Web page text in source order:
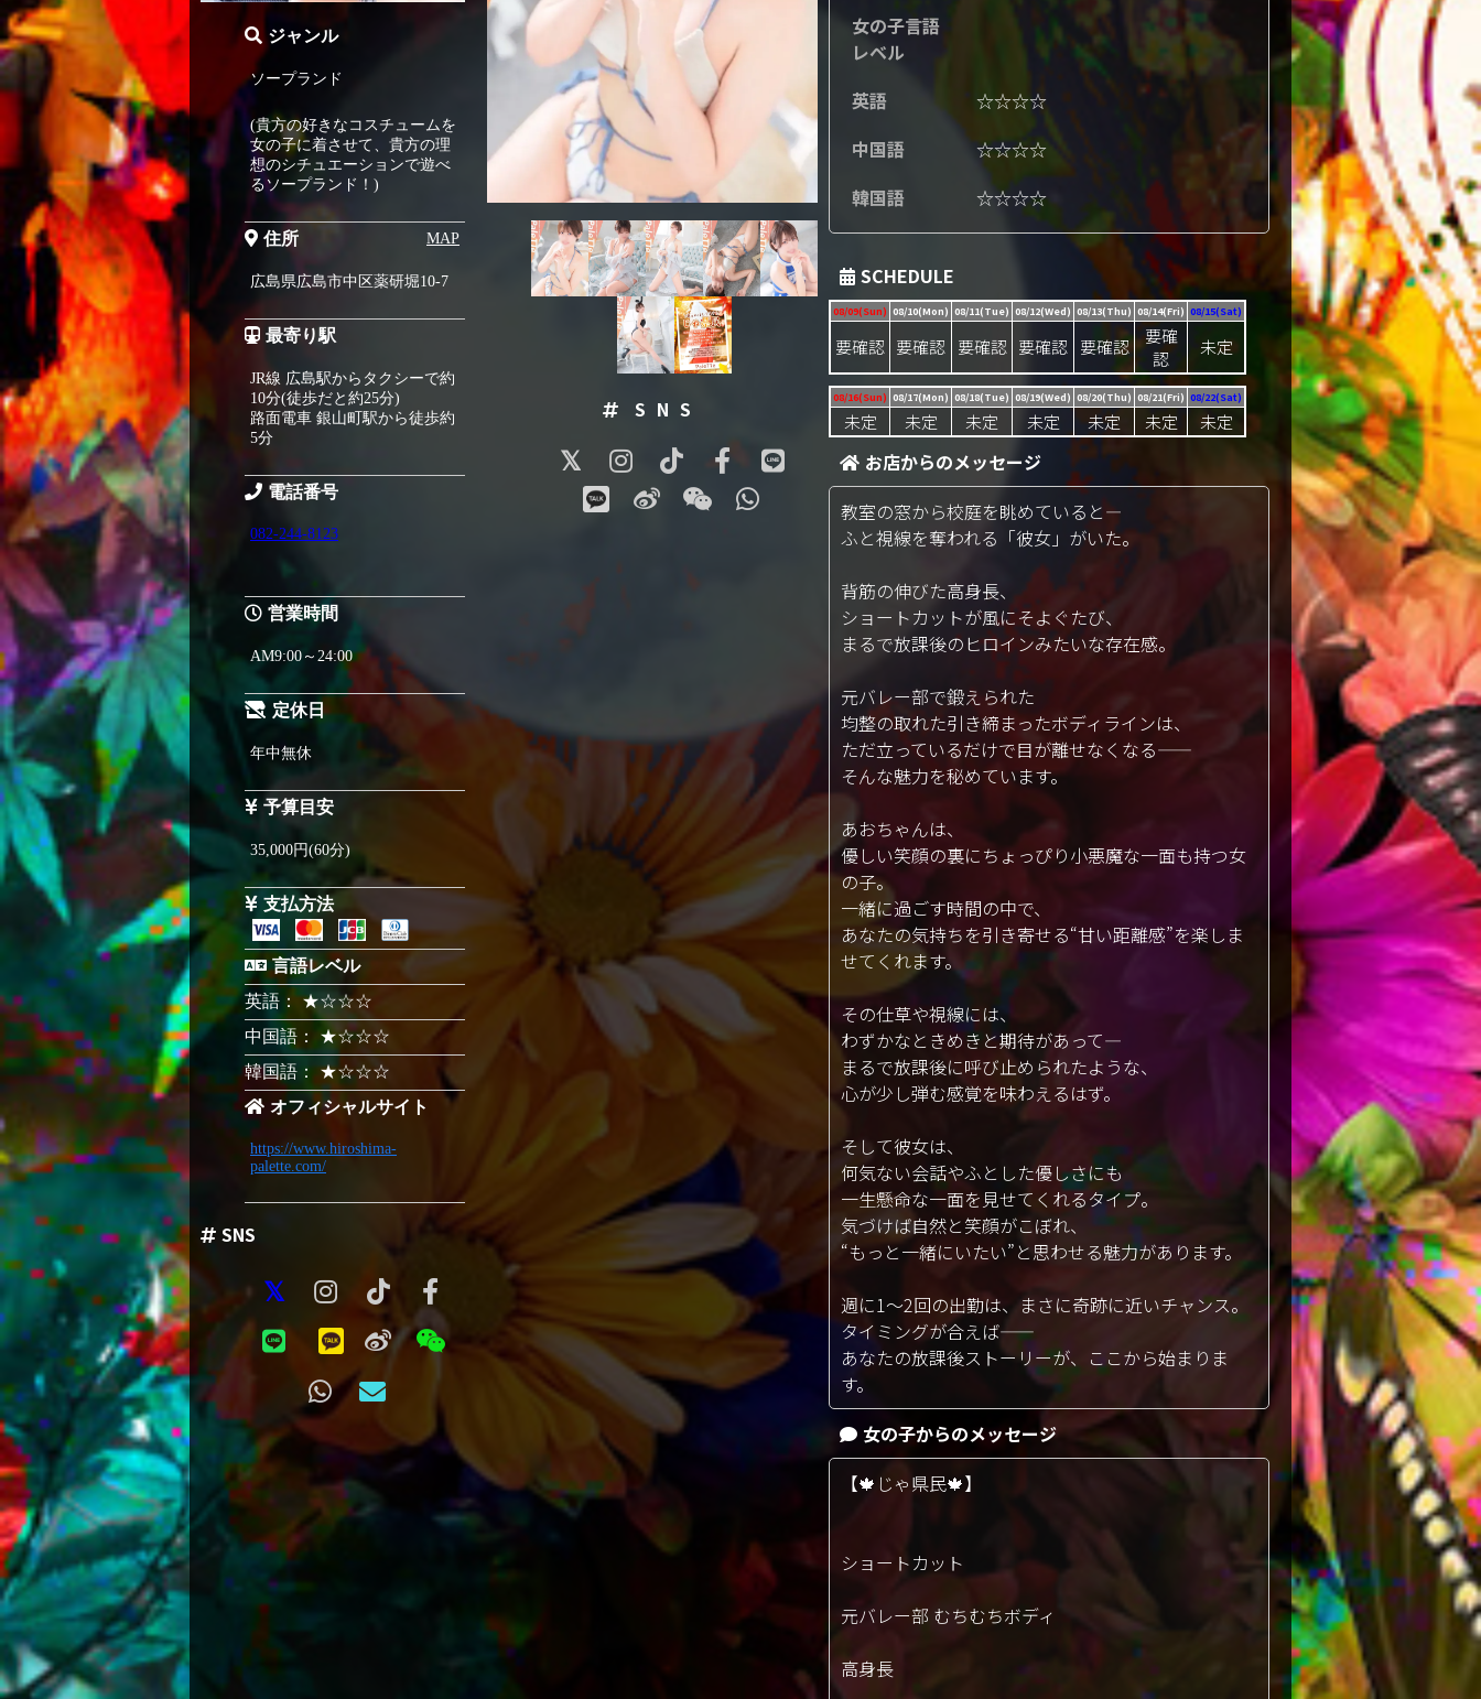
ジャンル
ソープランド
(貴方の好きなコスチュームを
女の子に着させて、貴方の理
想のシチュエーションで遊べ
るソープランド！)
住所
広島県広島市中区薬研堀10-7
MAP
最寄り駅
JR線 広島駅からタクシーで約
10分(徒歩だと約25分)
路面電車 銀山町駅から徒歩約
5分
電話番号
082-244-8123
営業時間
AM9:00～24:00
定休日
年中無休
予算目安
35,000円(60分)
支払方法
言語レベル
英語： ★☆☆☆
中国語： ★☆☆☆
韓国語： ★☆☆☆
オフィシャルサイト
https://www.hiroshima-
palette.com/
SNS
SNS
女の子言語
レベル
英語
☆☆☆☆
中国語
☆☆☆☆
韓国語
☆☆☆☆
SCHEDULE
08/09(Sun) 08/10(Mon) 08/11(Tue) 08/12(Wed) 08/13(Thu) 08/14(Fri) 08/15(Sat)
要確認 要確認 要確認 要確認 要確認
要確
認
未定
08/16(Sun) 08/17(Mon) 08/18(Tue) 08/19(Wed) 08/20(Thu) 08/21(Fri) 08/22(Sat)
未定 未定 未定 未定 未定 未定 未定
お店からのメッセージ
教室の窓から校庭を眺めていると――
ふと視線を奪われる「彼女」がいた。
背筋の伸びた高身長、
ショートカットが風にそよぐたび、
まるで放課後のヒロインみたいな存在感。
元バレー部で鍛えられた
均整の取れた引き締まったボディラインは、
ただ立っているだけで目が離せなくなる――
そんな魅力を秘めています。
あおちゃんは、
優しい笑顔の裏にちょっぴり小悪魔な一面も持つ女
の子。
一緒に過ごす時間の中で、
あなたの気持ちを引き寄せる“甘い距離感”を楽しま
せてくれます。
その仕草や視線には、
わずかなときめきと期待があって――
まるで放課後に呼び止められたような、
心が少し弾む感覚を味わえるはず。
そして彼女は、
何気ない会話やふとした優しさにも
一生懸命な一面を見せてくれるタイプ。
気づけば自然と笑顔がこぼれ、
“もっと一緒にいたい”と思わせる魅力があります。
週に1〜2回の出勤は、まさに奇跡に近いチャンス。
タイミングが合えば――
あなたの放課後ストーリーが、ここから始まりま
す。
女の子からのメッセージ
【🍁じゃ県民🍁】
ショートカット
元バレー部 むちむちボディ
高身長